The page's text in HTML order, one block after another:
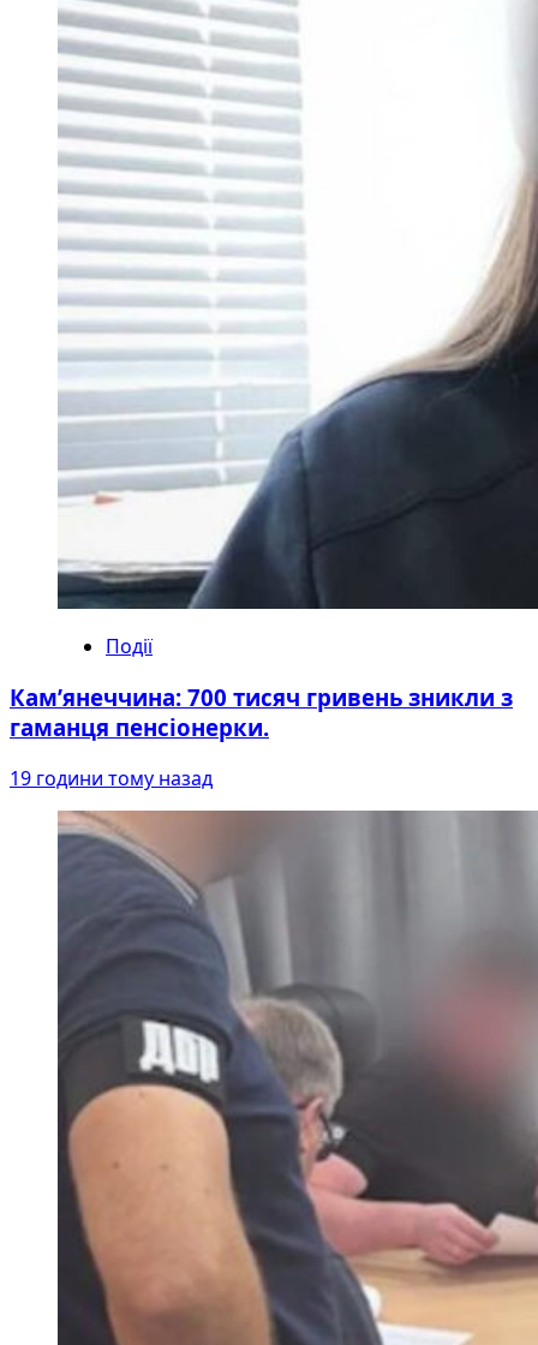
Події
Кам’янеччина: 700 тисяч гривень зникли з
гаманця пенсіонерки.
19 години тому назад